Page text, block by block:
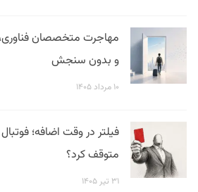
مهاجرت متخصصان
و بدون سنجش
۱۰ مرداد ۱۴۰۵
متوقف کرد؟
۳۱ تیر ۱۴۰۵